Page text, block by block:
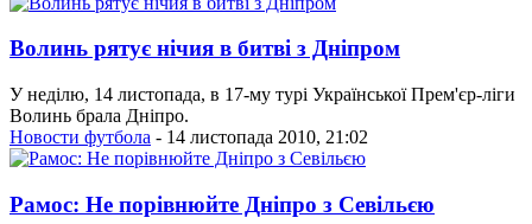
Волинь рятує нічия в битві з Дніпром
У неділю, 14 листопада, в 17-му турі Української Прем'єр-ліги
Волинь брала Дніпро.
Новости футбола - 14 листопада 2010, 21:02
Рамос: Не порівнюйте Дніпро з Севільєю